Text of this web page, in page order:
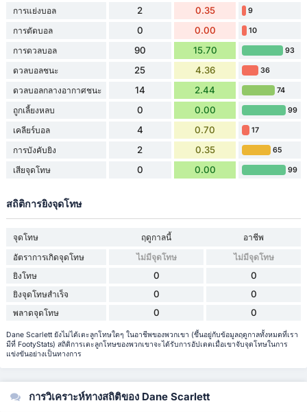
การแย่งบอล 2 0.35 9
การตัดบอล 0 0.00 10
การดวลบอล 90 15.70 93
ดวลบอลชนะ 25 4.36 36
ดวลบอลกลางอากาศชนะ 14 2.44 74
ถูกเลี้ยงหลบ 0 0.00 99
เคลียร์บอล 4 0.70 17
การบังคับยิง 2 0.35 65
เสียจุดโทษ 0 0.00 99
สถิติการยิงจุดโทษ
จุดโทษ ฤดูกาลนี้
อาชีพ
อัตราการเกิดจุดโทษ
ไม่มีจุดโทษ
ไม่มีจุดโทษ
ยิงโทษ
0 0
ยิงจุดโทษสำเร็จ 0 0
พลาดจุดโทษ 0 0
Dane Scarlett ยังไม่ได้เตะลูกโทษใดๆ ในอาชีพของพวกเขา (ขึ้นอยู่กับข้อมูลฤดูกาลทั้งหมดที่เรา
มีที่ FootyStats) สถิติการเตะลูกโทษของพวกเขาจะได้รับการอัปเดตเมื่อเขาจับจุดโทษในการ
แข่งขันอย่างเป็นทางการ
การวิเคราะห์ทางสถิติของ Dane Scarlett